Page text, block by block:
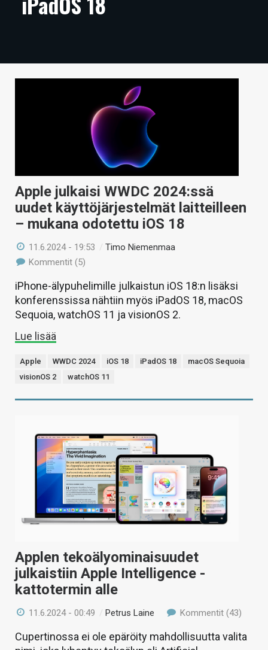
ARTIKKELIT
TECHBBS
HAKU
Apple julkaisi WWDC 2024:ssä
uudet käyttöjärjestelmät laitteilleen
– mukana odotettu iOS 18
11.6.2024 - 19:53 /Timo Niemenmaa
Kommentit (5)
iPhone-älypuhelimille julkaistun iOS 18:n lisäksi
konferenssissa nähtiin myös iPadOS 18, macOS
Sequoia, watchOS 11 ja visionOS 2.
Lue lisää
Apple WWDC 2024 iOS 18 iPadOS 18
macOS Sequoia
visionOS 2
watchOS 11
Applen tekoälyominaisuudet
julkaistiin Apple Intelligence -
kattotermin alle
11.6.2024 - 00:49 /Petrus Laine Kommentit (43)
Cupertinossa ei ole epäröity mahdollisuutta valita